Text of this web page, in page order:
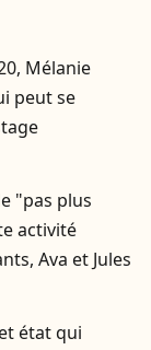
Mélanie
peut se
"pas plus
activité
Ava et Jules
état qui